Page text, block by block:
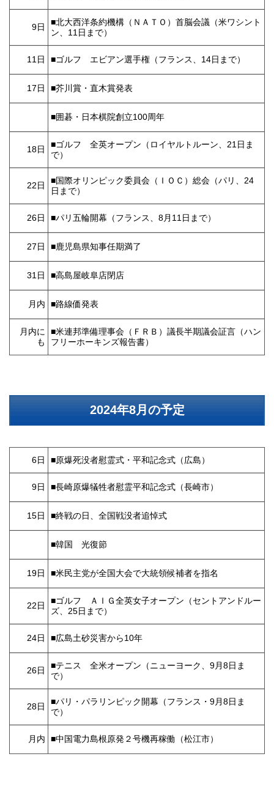
9日
■北大西洋条約機構（ＮＡＴＯ）首脳会議（米ワシント
ン、11日まで）
11日 ■ゴルフ エビアン選手権（フランス、14日まで）
17日 ■芥川賞・直木賞発表
■囲碁・日本棋院創立100周年
18日
■ゴルフ 全英オープン（ロイヤルトルーン、21日ま
で）
22日
■国際オリンピック委員会（ＩＯＣ）総会（パリ、24
日まで）
26日 ■パリ五輪開幕（フランス、8月11日まで）
27日 ■鹿児島県知事任期満了
31日 ■高島屋岐阜店閉店
月内 ■路線価発表
月内に
も
■米連邦準備理事会（ＦＲＢ）議長半期議会証言（ハン
フリーホーキンズ報告書）
2024年8月の予定
6日 ■原爆死没者慰霊式・平和記念式（広島）
9日 ■長崎原爆犠牲者慰霊平和記念式（長崎市）
15日 ■終戦の日、全国戦没者追悼式
■韓国 光復節
19日 ■米民主党が全国大会で大統領候補者を指名
22日
■ゴルフ ＡＩＧ全英女子オープン（セントアンドルー
ズ、25日まで）
24日 ■広島土砂災害から10年
26日
■テニス 全米オープン（ニューヨーク、9月8日ま
で）
28日
■パリ・パラリンピック開幕（フランス・9月8日ま
で）
月内 ■中国電力島根原発２号機再稼働（松江市）